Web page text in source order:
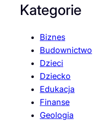
Kategorie
Biznes
Budownictwo
Dzieci
Dziecko
Edukacja
Finanse
Geologia